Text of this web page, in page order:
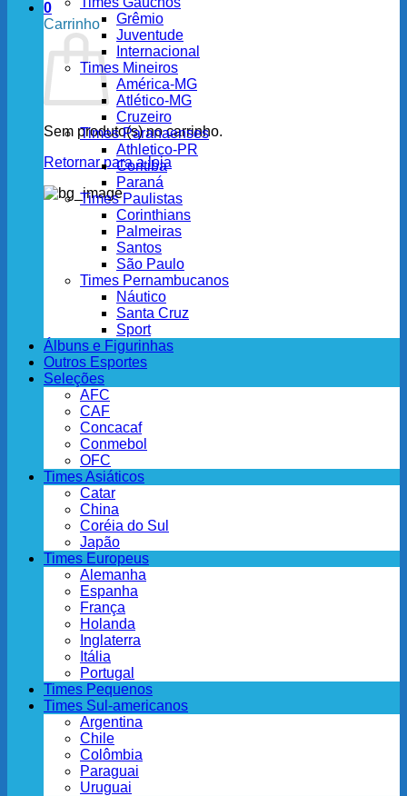
0
Carrinho
Sem produto(s) no carrinho.
Retornar para a loja
Grêmio
Juventude
Internacional
Times Mineiros
América-MG
Atlético-MG
Cruzeiro
Times Paranaenses
Athletico-PR
Coritiba
Paraná
Times Paulistas
Corinthians
Palmeiras
Santos
São Paulo
Times Pernambucanos
Náutico
Santa Cruz
Sport
Álbuns e Figurinhas
Outros Esportes
Seleções
AFC
CAF
Concacaf
Conmebol
OFC
Times Asiáticos
Catar
China
Coréia do Sul
Japão
Times Europeus
Alemanha
Espanha
França
Holanda
Inglaterra
Itália
Portugal
Times Pequenos
Times Sul-americanos
Argentina
Chile
Colômbia
Paraguai
Uruguai